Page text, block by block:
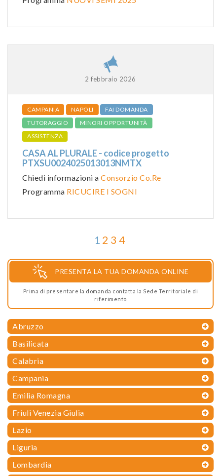
2 febbraio 2026
CAMPANIA NAPOLI
FAI DOMANDA
TUTORAGGIO
MINORI OPPORTUNITÀ
ASSISTENZA
CASA AL PLURALE - codice progetto
PTXSU0024025013013NMTX
Chiedi informazioni a Consorzio Co.Re
Programma RICUCIRE I SOGNI
1 2 3 4
PRESENTA LA TUA DOMANDA ONLINE
Prima di presentare la domanda contatta la Sede Territoriale di
riferimento
Abruzzo
Basilicata
Calabria
Campania
Emilia Romagna
Friuli Venezia Giulia
Lazio
Liguria
Lombardia